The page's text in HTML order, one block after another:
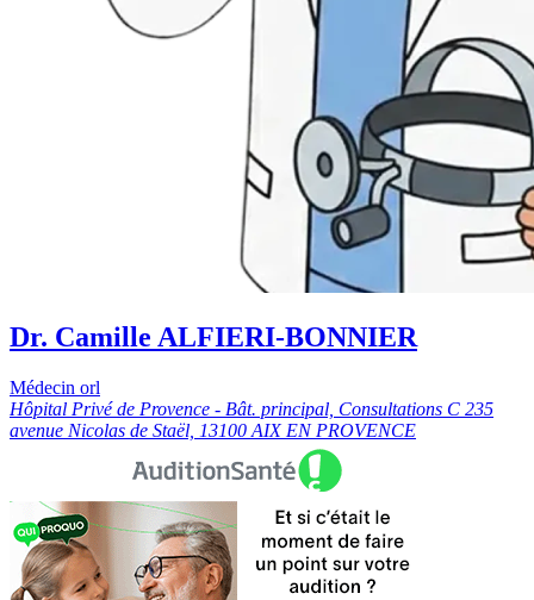
Dr. Camille ALFIERI-BONNIER
Médecin orl
Hôpital Privé de Provence - Bât. principal, Consultations C 235
avenue Nicolas de Staël, 13100 AIX EN PROVENCE